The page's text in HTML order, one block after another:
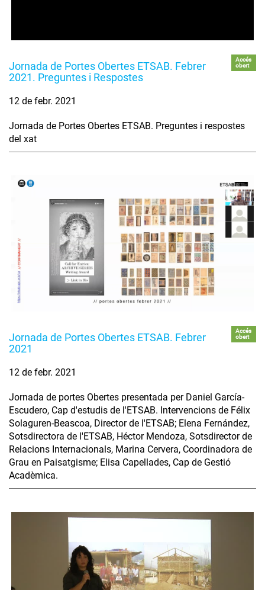
Jornada de Portes Obertes ETSAB. Febrer
2021. Preguntes i Respostes
Accés
obert
12 de febr. 2021
Jornada de Portes Obertes ETSAB. Preguntes i respostes
del xat
Jornada de Portes Obertes ETSAB. Febrer
2021
Accés
obert
12 de febr. 2021
Jornada de portes Obertes presentada per Daniel García-
Escudero, Cap d'estudis de l'ETSAB. Intervencions de Félix
Solaguren-Beascoa, Director de l'ETSAB; Elena Fernández,
Sotsdirectora de l'ETSAB, Héctor Mendoza, Sotsdirector de
Relacions Internacionals, Marina Cervera, Coordinadora de
Grau en Paisatgisme; Elisa Capellades, Cap de Gestió
Acadèmica.